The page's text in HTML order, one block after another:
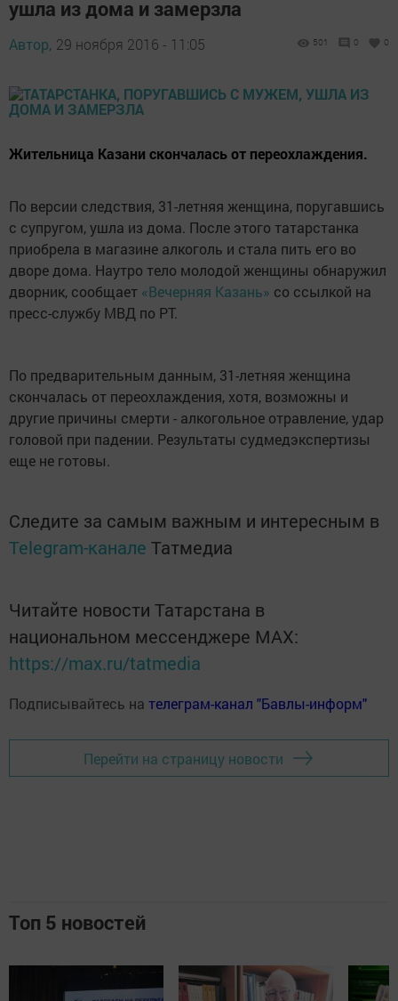
ушла из дома и замерзла
Автор, 29 ноября 2016 - 11:05 501 0 0
Жительница Казани скончалась от переохлаждения.
По версии следствия, 31-летняя женщина, поругавшись
с супругом, ушла из дома. После этого татарстанка
приобрела в магазине алкоголь и стала пить его во
дворе дома. Наутро тело молодой женщины обнаружил
дворник, сообщает «Вечерняя Казань» со ссылкой на
пресс-службу МВД по РТ.
По предварительным данным, 31-летняя женщина
скончалась от переохлаждения, хотя, возможны и
другие причины смерти - алкогольное отравление, удар
головой при падении. Результаты судмедэкспертизы
еще не готовы.
Следите за самым важным и интересным в
Telegram-канале Татмедиа
Читайте новости Татарстана в
национальном мессенджере MАХ:
https://max.ru/tatmedia
Подписывайтесь на телеграм-канал "Бавлы-информ"
Перейти на страницу новости
Топ 5 новостей